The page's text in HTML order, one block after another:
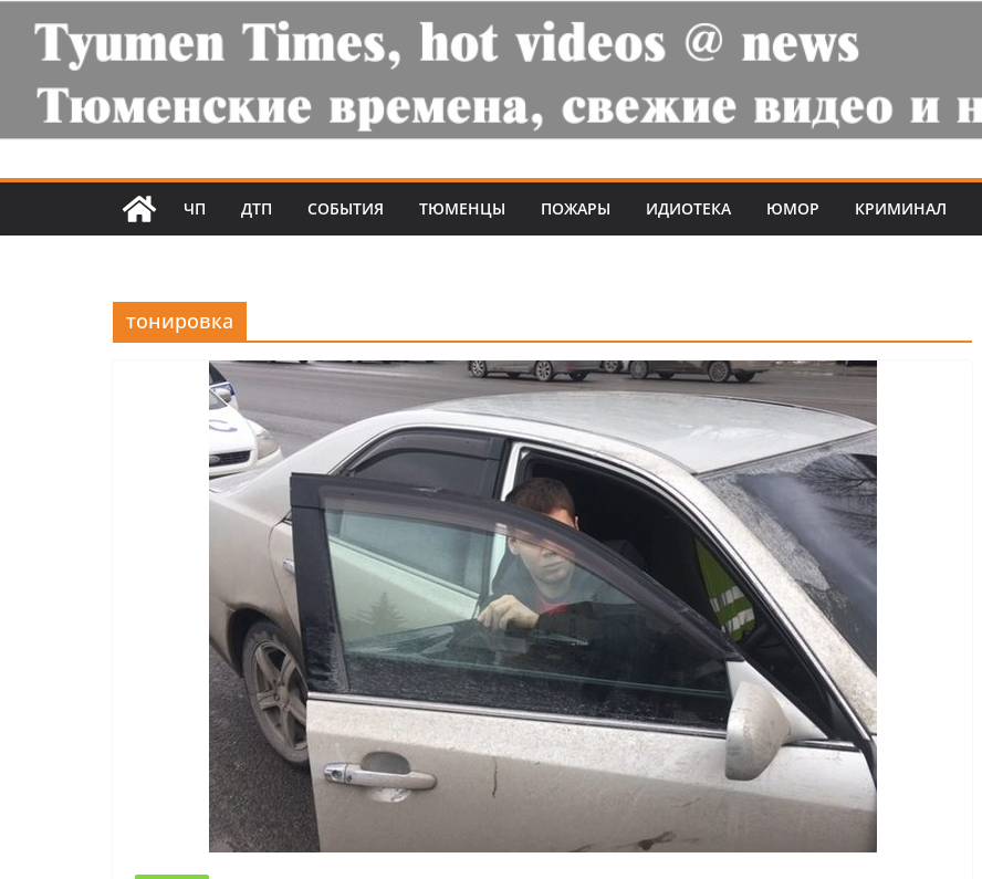
ЧП ДТП СОБЫТИЯ ТЮМЕНЦЫ ПОЖАРЫ ИДИОТЕКА ЮМОР КРИМИНАЛ
тонировка